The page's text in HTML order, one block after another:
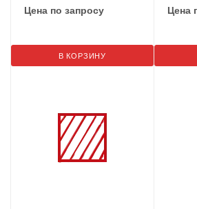
Цена по запросу
В КОРЗИНУ
Цена